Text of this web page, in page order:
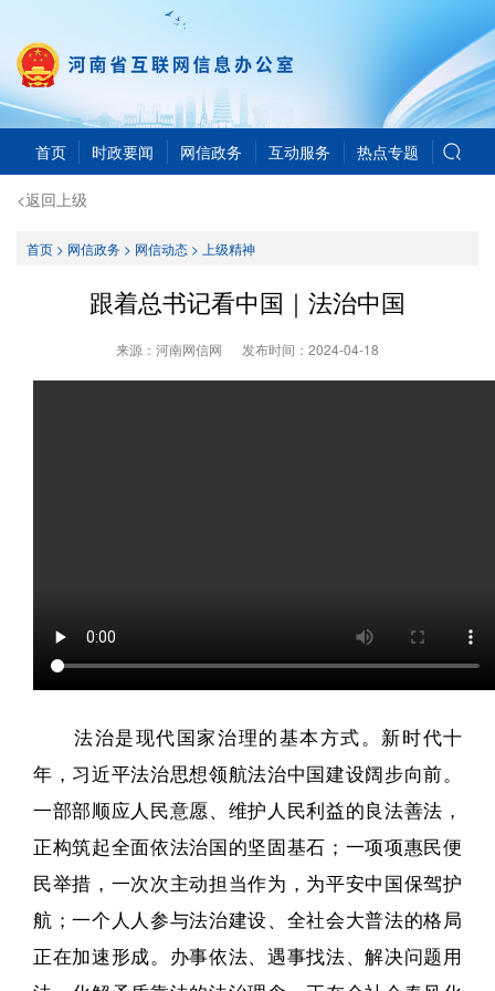
首页 时政要闻 网信政务 互动服务 热点专题
<返回上级
首页> 网信政务> 网信动态> 上级精神
跟着总书记看中国｜法治中国
来源：河南网信网 发布时间： 2024-04-18
法治是现代国家治理的基本方式。新时代十
年，习近平法治思想领航法治中国建设阔步向前。
一部部顺应人民意愿、维护人民利益的良法善法，
正构筑起全面依法治国的坚固基石；一项项惠民便
民举措，一次次主动担当作为，为平安中国保驾护
航；一个人人参与法治建设、全社会大普法的格局
正在加速形成。办事依法、遇事找法、解决问题用